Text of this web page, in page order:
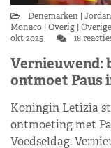
Denemarken
Monaco Overig
okt 2025
18
Vernieuwend:
ontmoet Paus
Koningin Letizia
ontmoeting met
Voedseldag.